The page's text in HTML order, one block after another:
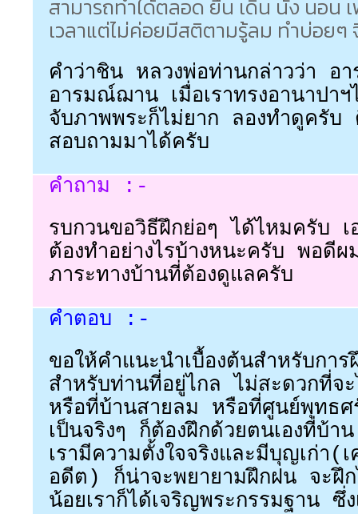
สามารถทำได้ตลอด ยืน เดิน นั่ง นอน เ
เวลาแต่ไม่ค่อยมีสติตามรู้ลม ทำบ่อยๆ
คำว่าชิน หลวงพ่อท่านกล่าวว่า อ
อารมณ์ฌาน เมื่อเราทรงอานาปา
จับภาพพระก็ไม่ยาก ลองทำดูครับ
สอบถามมาได้ครับ
คำถาม :-
รบกวนขอวิธีฝึกย่อๆ ได้ไหมครับ เ
ต้องทำอย่างไรบ้างหนะครับ พอดี
ภาระทางบ้านที่ต้องดูแลครับ
คำตอบ :-
ขอให้คำแนะนำเบื้องต้นสำหรับการ
สำหรับท่านที่อยู่ไกล ไม่สะดวกที่จ
หรือที่บ้านสายลม หรือที่ศูนย์พุทธศ
เป็นจริงๆ ก็ต้องฝึกด้วยตนเองที่บ้า
เรามีความตั้งใจจริงและมีบุญเก่า(
อดีต) ก็น่าจะพยายามฝึกฝน จะฝึ
น้อยเราก็ได้เจริญพระกรรมฐาน ซึ่